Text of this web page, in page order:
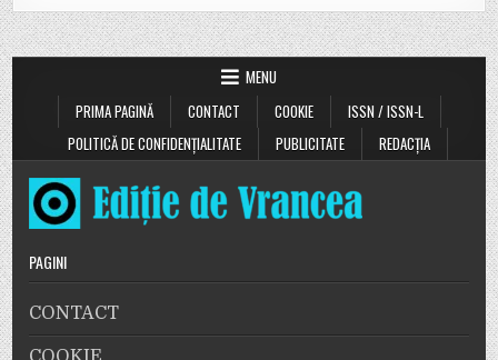
MENU
PRIMA PAGINĂ
CONTACT COOKIE
ISSN / ISSN-L
POLITICĂ DE CONFIDENȚIALITATE
PUBLICITATE REDACȚIA
PAGINI
CONTACT